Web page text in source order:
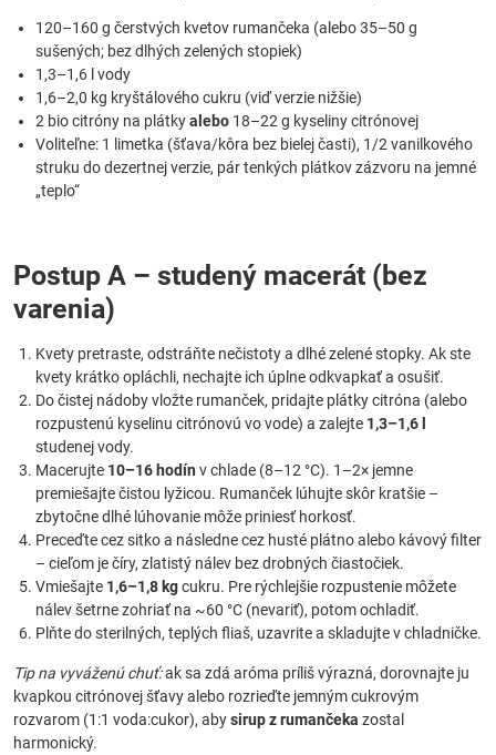
120–160 g čerstvých kvetov rumančeka (alebo 35–50 g
sušených; bez dlhých zelených stopiek)
1,3–1,6 l vody
1,6–2,0 kg kryštálového cukru (viď verzie nižšie)
2 bio citróny na plátkyalebo 18–22 g kyseliny citrónovej
Voliteľne: 1 limetka (šťava/kôra bez bielej časti), 1/2 vanilkového
struku do dezertnej verzie, pár tenkých plátkov zázvoru na jemné
„teplo“
Postup A – studený macerát (bez
varenia)
Kvety pretraste, odstráňte nečistoty a dlhé zelené stopky. Ak ste
kvety krátko opláchli, nechajte ich úplne odkvapkať a osušiť.
Do čistej nádoby vložte rumanček, pridajte plátky citróna (alebo
rozpustenú kyselinu citrónovú vo vode) a zalejte 1,3–1,6 l
studenej vody.
Macerujte 10–16 hodín v chlade (8–12 °C). 1–2× jemne
premiešajte čistou lyžicou. Rumanček lúhujte skôr kratšie –
zbytočne dlhé lúhovanie môže priniesť horkosť.
Preceďte cez sitko a následne cez husté plátno alebo kávový filter
– cieľom je číry, zlatistý nálev bez drobných čiastočiek.
Vmiešajte 1,6–1,8 kgcukru. Pre rýchlejšie rozpustenie môžete
nálev šetrne zohriať na ~60 °C (nevariť), potom ochladiť.
Plňte do sterilných, teplých fliaš, uzavrite a skladujte v chladničke.
Tip na vyváženú chuť:ak sa zdá aróma príliš výrazná, dorovnajte ju
kvapkou citrónovej šťavy alebo rozrieďte jemným cukrovým
rozvarom (1:1 voda:cukor), abysirup z rumančeka zostal
harmonický.